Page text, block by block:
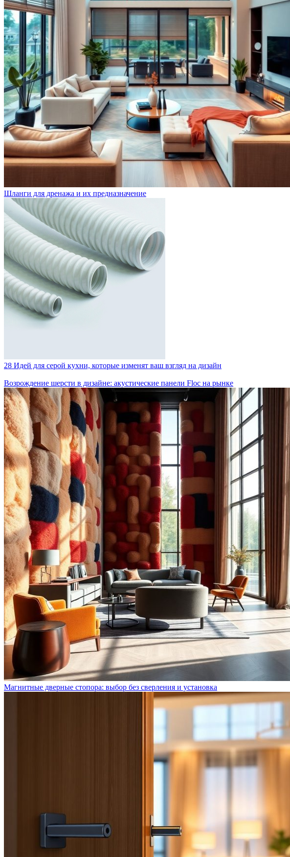
Шланги для дренажа и их предназначение
28 Идей для серой кухни, которые изменят ваш взгляд на дизайн
Возрождение шерсти в дизайне: акустические панели Floc на рынке
Магнитные дверные стопора: выбор без сверления и установка